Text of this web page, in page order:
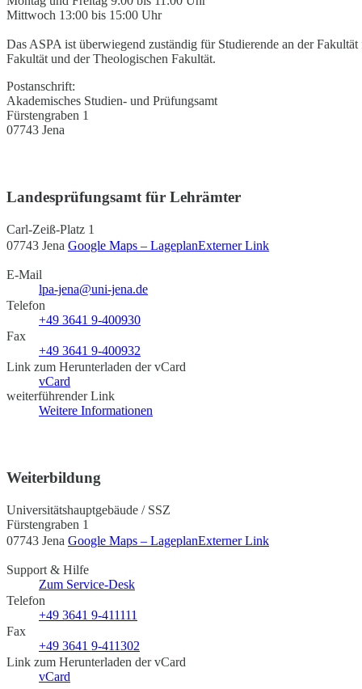
Mittwoch 13:00 bis 15:00 Uhr
Das ASPA ist überwiegend zuständig für Studierende an der
Fakultät und der Theologischen Fakultät.
Postanschrift:
Akademisches Studien- und Prüfungsamt
Fürstengraben 1
07743 Jena
Landesprüfungsamt für Lehrämter
Carl-Zeiß-Platz 1
07743 Jena Google Maps – LageplanExterner Link
E-Mail
lpa-jena@uni-jena.de
Telefon
+49 3641 9-400930
Fax
+49 3641 9-400932
Link zum Herunterladen der vCard
vCard
weiterführender Link
Weitere Informationen
Weiterbildung
Universitätshauptgebäude / SSZ
Fürstengraben 1
07743 Jena Google Maps – LageplanExterner Link
Support & Hilfe
Zum Service-Desk
Telefon
+49 3641 9-411111
Fax
+49 3641 9-411302
Link zum Herunterladen der vCard
vCard